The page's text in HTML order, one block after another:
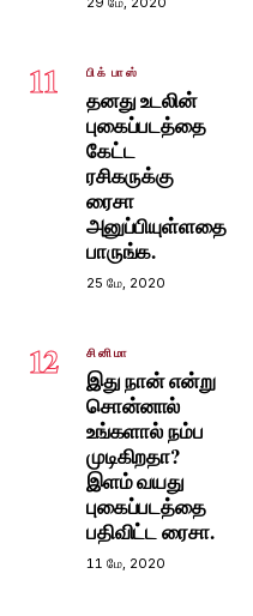
11 பிக் பாஸ்
தனது உடலின்
புகைப்படத்தை
கேட்ட
ரசிகருக்கு
ரைசா
அனுப்பியுள்ளதை
பாருங்க.
25 மே, 2020
12 சினிமா
இது நான் என்று
சொன்னால்
உங்களால் நம்ப
முடிகிறதா?
இளம் வயது
புகைப்படத்தை
பதிவிட்ட ரைசா.
11 மே, 2020